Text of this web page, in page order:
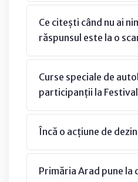
Ce citești când nu ai
răspunsul este la o
Curse speciale de
participanții la
Încă o acțiune de
Primăria Arad pune la